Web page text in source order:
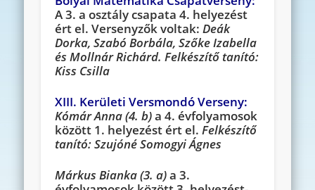
A 3. a osztály csapata 4. helyezést
ért el. Versenyzők voltak:Deák
Dorka, Szabó Borbála, Szőke Izabella
és Mollnár Richárd. Felkészítő tanító:
Kiss Csilla
XIII. Kerületi Versmondó Verseny:
Kómár Anna (4. b)a 4. évfolyamosok
között 1. helyezést ért el.Felkészítő
tanító: Szujóné Somogyi Ágnes
Márkus Bianka (3. a)a 3.